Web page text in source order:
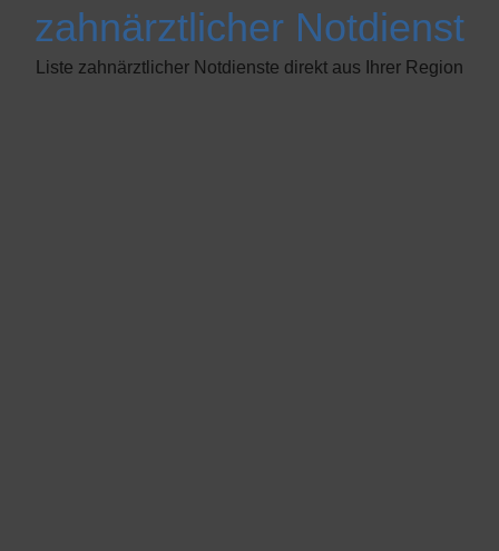
zahnärztlicher Notdienst
Liste zahnärztlicher Notdienste direkt aus Ihrer Region